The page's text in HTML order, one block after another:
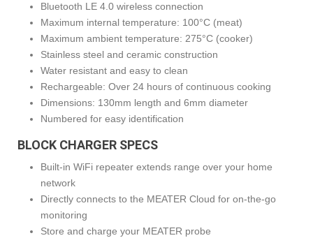
Bluetooth LE 4.0 wireless connection
Maximum internal temperature: 100°C (meat)
Maximum ambient temperature: 275°C (cooker)
Stainless steel and ceramic construction
Water resistant and easy to clean
Rechargeable: Over 24 hours of continuous cooking
Dimensions: 130mm length and 6mm diameter
Numbered for easy identification
BLOCK CHARGER SPECS
Built-in WiFi repeater extends range over your home
network
Directly connects to the MEATER Cloud for on-the-go
monitoring
Store and charge your MEATER probe